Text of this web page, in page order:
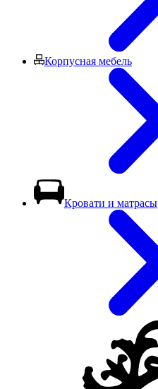
Корпусная мебель
Кровати и матрасы